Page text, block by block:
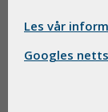
Les vår
Googles